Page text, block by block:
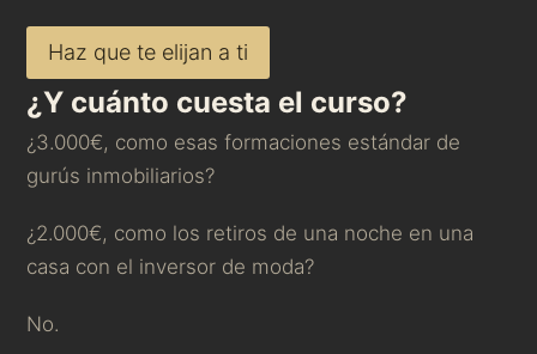
Haz que te elijan a ti
¿Y cuánto cuesta el curso?
¿3.000€, como esas formaciones estándar de
gurús inmobiliarios?
¿2.000€, como los retiros de una noche en una
casa con el inversor de moda?
No.